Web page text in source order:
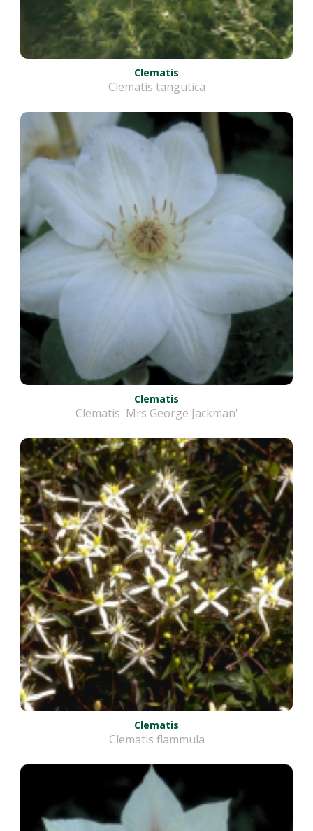
Clematis
Clematis tangutica
Clematis
Clematis 'Mrs George Jackman'
Clematis
Clematis flammula